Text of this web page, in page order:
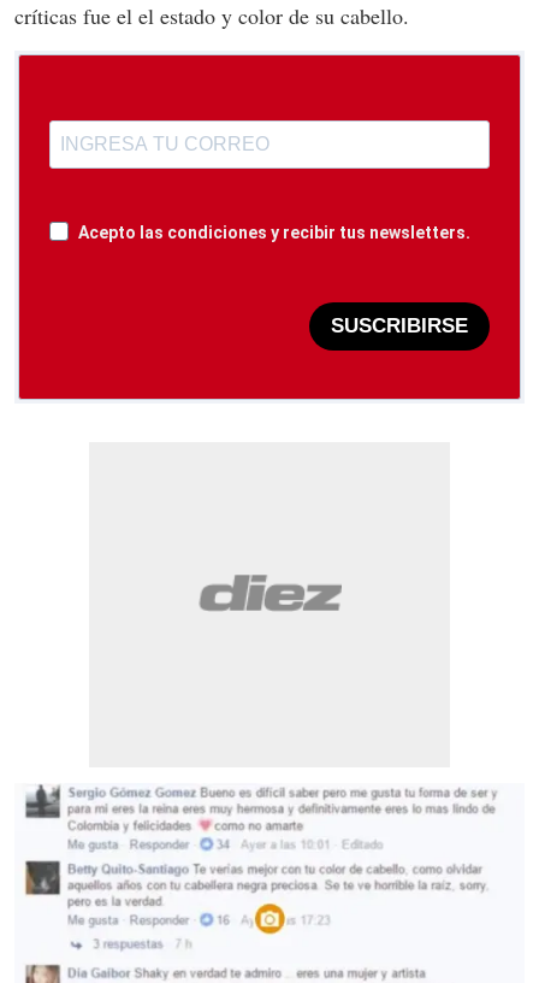
críticas fue el el estado y color de su cabello.
Acepto las condiciones y recibir tus newsletters.
SUSCRIBIRSE